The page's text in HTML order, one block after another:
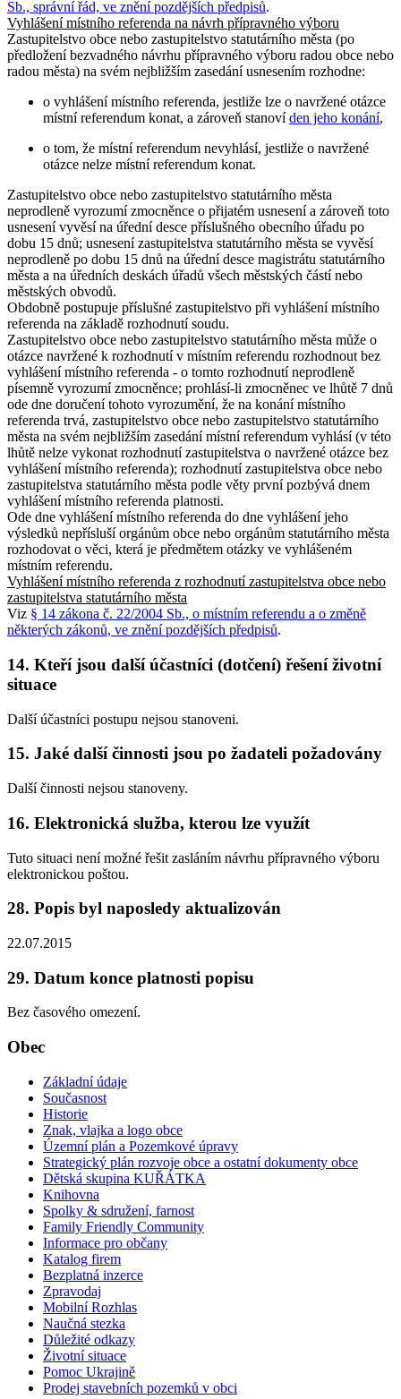
Sb., správní řád, ve znění pozdějších předpisů.
Vyhlášení místního referenda na návrh přípravného výboru
Zastupitelstvo obce nebo zastupitelstvo statutárního města (po
předložení bezvadného návrhu přípravného výboru radou obce nebo
radou města) na svém nejbližším zasedání usnesením rozhodne:
o vyhlášení místního referenda, jestliže lze o navržené otázce
místní referendum konat, a zároveň stanovíden jeho konání,
o tom, že místní referendum nevyhlásí, jestliže o navržené
otázce nelze místní referendum konat.
Zastupitelstvo obce nebo zastupitelstvo statutárního města
neprodleně vyrozumí zmocněnce o přijatém usnesení a zároveň toto
usnesení vyvěsí na úřední desce příslušného obecního úřadu po
dobu 15 dnů; usnesení zastupitelstva statutárního města se vyvěsí
neprodleně po dobu 15 dnů na úřední desce magistrátu statutárního
města a na úředních deskách úřadů všech městských částí nebo
městských obvodů.
Obdobně postupuje příslušné zastupitelstvo při vyhlášení místního
referenda na základě rozhodnutí soudu.
Zastupitelstvo obce nebo zastupitelstvo statutárního města může o
otázce navržené k rozhodnutí v místním referendu rozhodnout bez
vyhlášení místního referenda - o tomto rozhodnutí neprodleně
písemně vyrozumí zmocněnce; prohlásí-li zmocněnec ve lhůtě 7 dnů
ode dne doručení tohoto vyrozumění, že na konání místního
referenda trvá, zastupitelstvo obce nebo zastupitelstvo statutárního
města na svém nejbližším zasedání místní referendum vyhlásí (v této
lhůtě nelze vykonat rozhodnutí zastupitelstva o navržené otázce bez
vyhlášení místního referenda); rozhodnutí zastupitelstva obce nebo
zastupitelstva statutárního města podle věty první pozbývá dnem
vyhlášení místního referenda platnosti.
Ode dne vyhlášení místního referenda do dne vyhlášení jeho
výsledků nepřísluší orgánům obce nebo orgánům statutárního města
rozhodovat o věci, která je předmětem otázky ve vyhlášeném
místním referendu.
Vyhlášení místního referenda z rozhodnutí zastupitelstva obce nebo
zastupitelstva statutárního města
Viz § 14 zákona č. 22/2004 Sb., o místním referendu a o změně
některých zákonů, ve znění pozdějších předpisů.
14. Kteří jsou další účastníci (dotčení) řešení životní
situace
Další účastníci postupu nejsou stanoveni.
15. Jaké další činnosti jsou po žadateli požadovány
Další činnosti nejsou stanoveny.
16. Elektronická služba, kterou lze využít
Tuto situaci není možné řešit zasláním návrhu přípravného výboru
elektronickou poštou.
28. Popis byl naposledy aktualizován
22.07.2015
29. Datum konce platnosti popisu
Bez časového omezení.
Obec
Základní údaje
Současnost
Historie
Znak, vlajka a logo obce
Územní plán a Pozemkové úpravy
Strategický plán rozvoje obce a ostatní dokumenty obce
Dětská skupina KUŘÁTKA
Knihovna
Spolky & sdružení, farnost
Family Friendly Community
Informace pro občany
Katalog firem
Bezplatná inzerce
Zpravodaj
Mobilní Rozhlas
Naučná stezka
Důležité odkazy
Životní situace
Pomoc Ukrajině
Prodej stavebních pozemků v obci